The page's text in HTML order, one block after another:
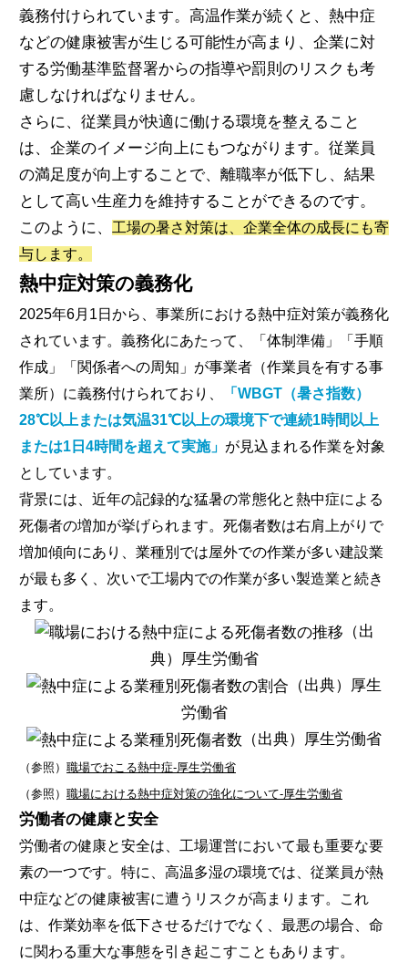
義務付けられています。高温作業が続くと、熱中症
などの健康被害が生じる可能性が高まり、企業に対
する労働基準監督署からの指導や罰則のリスクも考
慮しなければなりません。
さらに、従業員が快適に働ける環境を整えること
は、企業のイメージ向上にもつながります。従業員
の満足度が向上することで、離職率が低下し、結果
として高い生産力を維持することができるのです。
このように、
工場の暑さ対策は、企業全体の成長にも寄
与します。
熱中症対策の義務化
2025年6月1日から、事業所における熱中症対策が義務化
されています。義務化にあたって、「体制準備」「手順
作成」「関係者への周知」が事業者（作業員を有する事
業所）に義務付けられており、
「WBGT（暑さ指数）
28℃以上または気温31℃以上の環境下で連続1時間以上
または1日4時間を超えて実施」 が見込まれる作業を対象
としています。
背景には、近年の記録的な猛暑の常態化と熱中症による
死傷者の増加が挙げられます。死傷者数は右肩上がりで
増加傾向にあり、業種別では屋外での作業が多い建設業
が最も多く、次いで工場内での作業が多い製造業と続き
ます。
（出
典）厚生労働省
（出典）厚生
労働省
（出典）厚生労働省
（参照） 職場でおこる熱中症-厚生労働省
（参照） 職場における熱中症対策の強化について-厚生労働省
労働者の健康と安全
労働者の健康と安全は、工場運営において最も重要な要
素の一つです。特に、高温多湿の環境では、従業員が熱
中症などの健康被害に遭うリスクが高まります。これ
は、作業効率を低下させるだけでなく、最悪の場合、命
に関わる重大な事態を引き起こすこともあります。